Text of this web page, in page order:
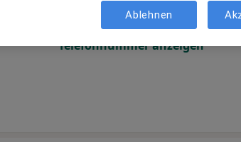
Online-Terminbuchung nicht verfügbar
Telefonnummer anzeigen
Ablehnen